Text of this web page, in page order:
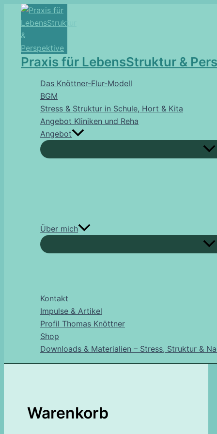
Inhalt
springen
Praxis für LebensStruktur &
Das Knöttner-Flur-Modell
BGM
Stress & Struktur in Schule, Hort & Kita
Angebot Kliniken und Reha
Angebot
Über mich
Kontakt
Impulse & Artikel
Profil Thomas Knöttner
Shop
Downloads & Materialien – Stress, Struktur &
Warenkorb